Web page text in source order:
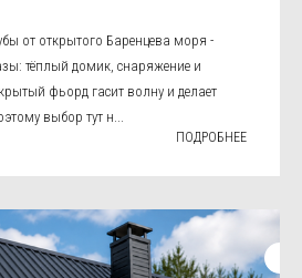
от открытого Баренцева моря -
тёплый домик, снаряжение и
фьорд гасит волну и делает
выбор тут н...
ПОДРОБНЕЕ